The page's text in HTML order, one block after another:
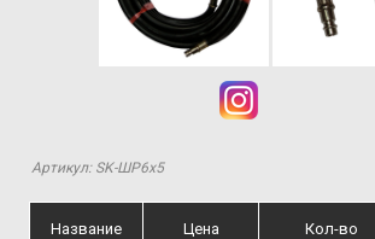
Артикул: SK-ШР6х5
Название Цена Кол-во